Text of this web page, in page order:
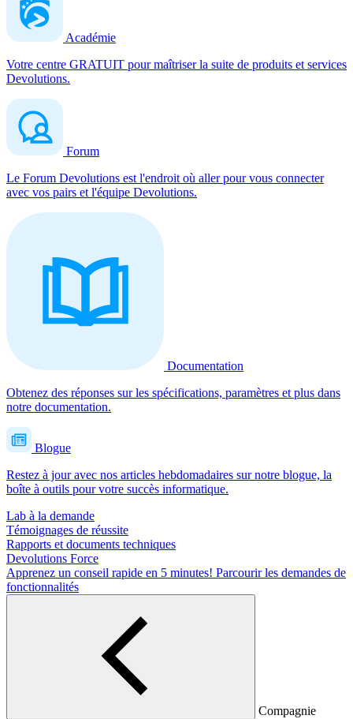
Académie
Votre centre GRATUIT pour maîtriser la suite de produits et services
Devolutions.
Forum
Le Forum Devolutions est l'endroit où aller pour vous connecter
avec vos pairs et l'équipe Devolutions.
Documentation
Obtenez des réponses sur les spécifications, paramètres et plus dans
notre documentation.
Blogue
Restez à jour avec nos articles hebdomadaires sur notre blogue, la
boîte à outils pour votre succès informatique.
Lab à la demande
Témoignages de réussite
Rapports et documents techniques
Devolutions Force
Apprenez un conseil rapide en 5 minutes! Parcourir les demandes de
fonctionnalités
Compagnie